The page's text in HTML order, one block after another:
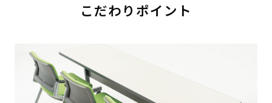
こだわりポイント